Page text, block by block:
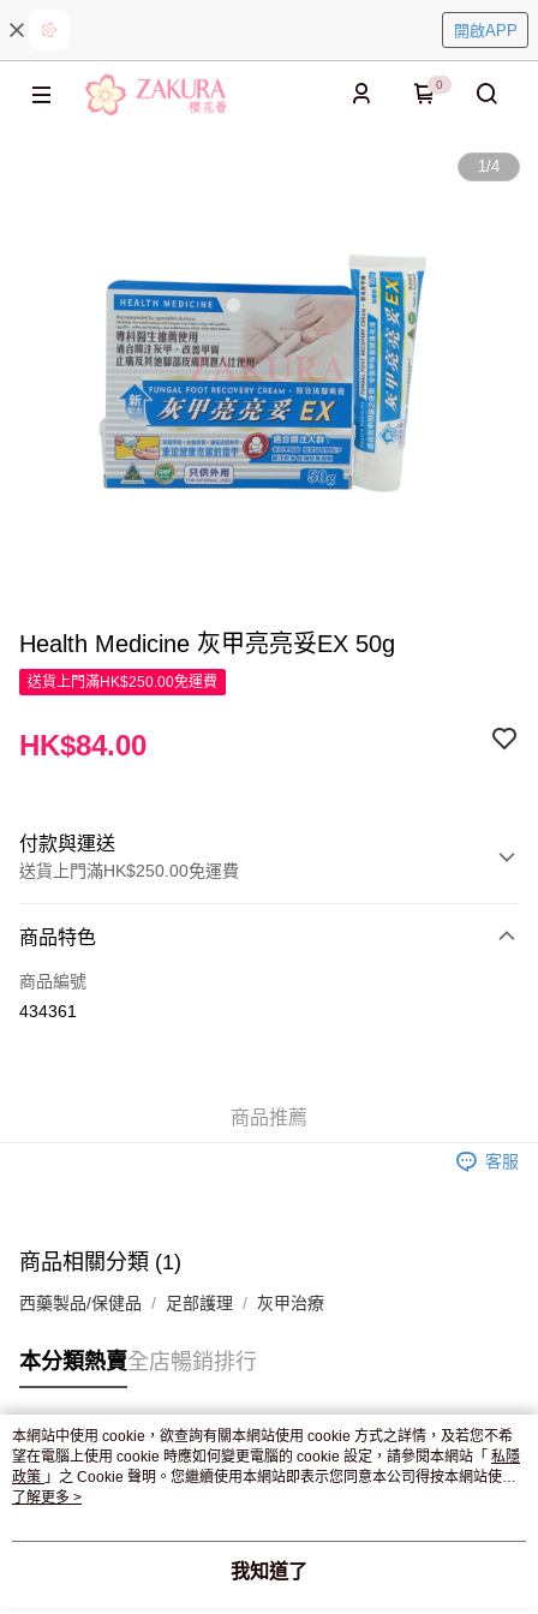
開啟APP
0
1/4
Health Medicine 灰甲亮亮妥EX 50g
送貨上門滿HK$250.00免運費
HK$84.00
付款與運送
送貨上門滿HK$250.00免運費
信用卡
Apple Pay
付款後門市自取，訂單確認後2-4個工作天到店，7天內取。逾期後
商品特色
商品編號
434361
商品推薦
客服
商品相關分類 (1)
西藥製品/保健品 足部護理 灰甲治療
本分類熱賣全店暢銷排行
熱門標籤
熱銷排行
本網站中使用 cookie，欲查詢有關本網站使用 cookie 方式之詳情，及若您不希
望在電腦上使用 cookie 時應如何變更電腦的 cookie 設定，請參閱本網站「 私隱
政策 」之 Cookie 聲明。您繼續使用本網站即表示您同意本公司得按本網站使用
條款之 Cookie 聲明使用 cookie。
了解更多 >
我知道了